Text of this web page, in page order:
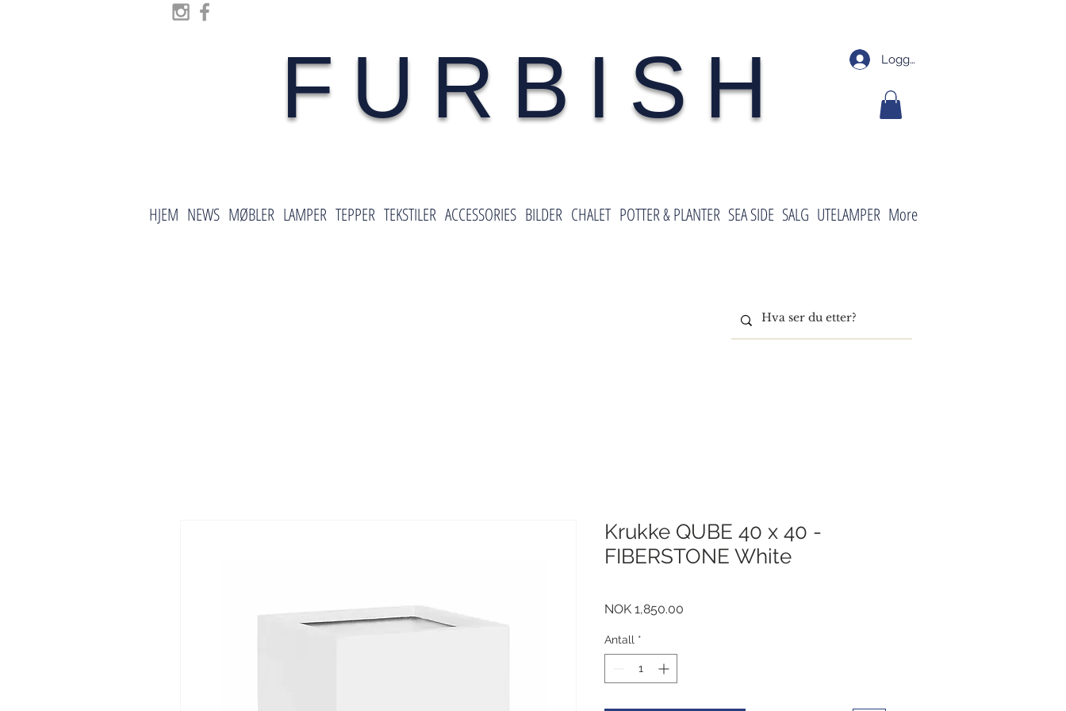
FURBISH Logg inn
HJEM NEWS MØBLER LAMPER TEPPER TEKSTILER ACCESSORIES BILDER CHALET POTTER & PLANTER SEA SIDE SALG UTELAMPER More
Krukke QUBE 40 x 40 -
FIBERSTONE White
NOK 1,850.00
Antall *